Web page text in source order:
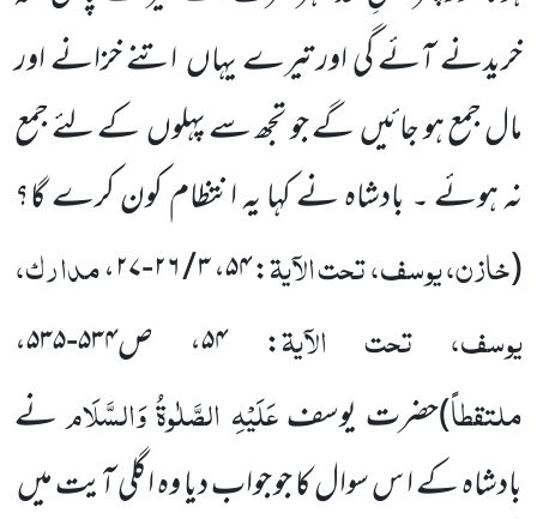
خریدنے آئے گی اور تیرے یہاںاتنےخزانے اور
مال جمع ہو جائیںگے جو تجھ سے پہلوںکے لئے جمع
نہ ہوئے ۔ بادشاہ نے کہا یہ انتظام کون کرے گا؟
(خازن، یوسف، تحت الآیۃ:۵۴،۳ / ۲۶-۲۷ ،مدارک،
یوسف، تحت الآیۃ:۵۴، ص۵۳۴-۵۳۵ ،
ملتقطاً)حضرت یوسفعَلَیْہِ الصَّلٰوۃُ وَالسَّلَامنے
بادشاہ کے ا س سوال کا جو جواب دیا وہ اگلی آیت میں